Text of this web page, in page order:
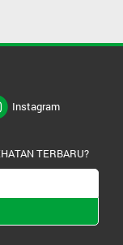
Instagram
TERBARU?